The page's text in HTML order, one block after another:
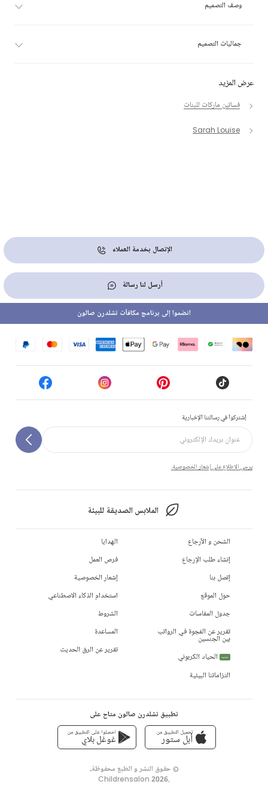
عرض المزيد
فساتين ماركات للبنات
Sarah Louise
وصف التصميم
جماليات التصميم
الإتصال بخدمة العملاء
أرسل لنا رسالة
إشتركوا في رسالتنا الإخبارية
يرجى الاطلاع على إشعار الخصوصية.
الملابس الصديقة للبيئة
انضموا إلى برنامج مكافآت تشلدرن صالون
الشحن و الأرجاع
إنشاء طلب الإرجاع
إتصل بنا
حول الموقع
جدول المقاسات
تقرير عن الفجوة في الرواتب
بين الجنسين
جديد
الحياد الكربوني
التزاماتنا البيئية
الهدايا
فرص العمل
إشعار الخصوصية
استخدام الذكاء الاصطناعي
الشروط
المساعدة
تقرير عن الرق الحديث
تطبيق تشلدرن صالون متاح على
تحميل التطبيق من
أبل ستور
احصلوا على التطبيق من
غوغل بلاي
© حقوق النشر و الطبع محفوظة،
,
Childrensalon 2026